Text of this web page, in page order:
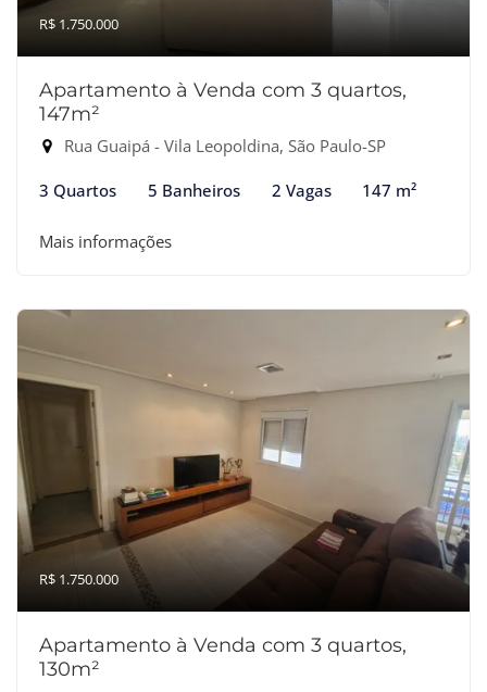
R$ 1.750.000
Apartamento à Venda com 3 quartos,
147m²
Rua Guaipá - Vila Leopoldina, São Paulo-SP
3 Quartos 5 Banheiros 2 Vagas 147 m²
Mais informações
R$ 1.750.000
Apartamento à Venda com 3 quartos,
130m²